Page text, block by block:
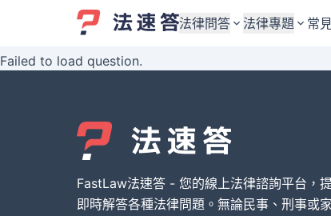
法律問答
婚姻與監護權
債務與債權
刑事犯罪案件
法律專題
婚姻與監護權
債務與債權
刑事犯罪案件
常
Failed to load question.
FastLaw法速答 - 您的線上法律諮詢平台，
即時解答各種法律問題。無論民事、刑事或